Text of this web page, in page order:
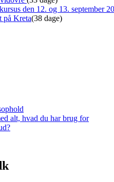
den 12. og 13. september
på Kreta(38 dage)
alt, hvad du har brug for